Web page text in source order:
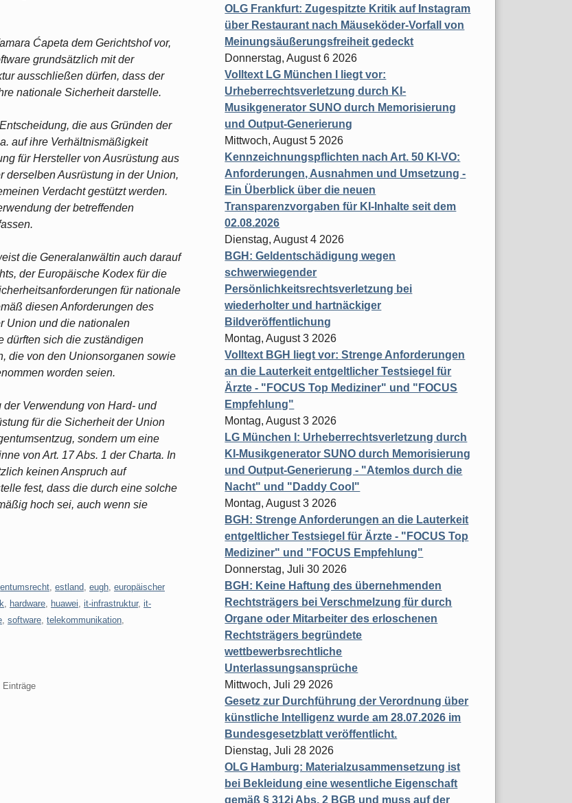
Ćapeta dem Gerichtshof vor,
grundsätzlich mit der
ausschließen dürfen, dass der
nationale Sicherheit darstelle.
die aus Gründen der
auf ihre Verhältnismäßigkeit
für Hersteller von Ausrüstung aus
derselben Ausrüstung in der Union,
Verdacht gestützt werden.
der betreffenden
die Generalanwältin auch darauf
der Europäische Kodex für die
für nationale
diesen Anforderungen des
Union und die nationalen
dürften sich die zuständigen
die von den Unionsorganen sowie
worden seien.
Verwendung von Hard- und
für die Sicherheit der Union
sondern um eine
von Art. 17 Abs. 1 der Charta. In
keinen Anspruch auf
fest, dass die durch eine solche
hoch sei, auch wenn sie
estland eugh europäischer
hardware huawei it-infrastruktur, it-
software telekommunikation
OLG Frankfurt: Zugespitzte Kritik auf Instagram
über Restaurant nach Mäuseköder-Vorfall von
Meinungsäußerungsfreiheit gedeckt
Donnerstag, August 6 2026
Volltext LG München I liegt vor:
Urheberrechtsverletzung durch KI-
Musikgenerator SUNO durch Memorisierung
und Output-Generierung
Mittwoch, August 5 2026
Kennzeichnungspflichten nach Art. 50 KI-VO:
Anforderungen, Ausnahmen und Umsetzung -
Ein Überblick über die neuen
Transparenzvorgaben für KI-Inhalte seit dem
02.08.2026
Dienstag, August 4 2026
BGH: Geldentschädigung wegen
schwerwiegender
Persönlichkeitsrechtsverletzung bei
wiederholter und hartnäckiger
Bildveröffentlichung
Montag, August 3 2026
Volltext BGH liegt vor: Strenge Anforderungen
an die Lauterkeit entgeltlicher Testsiegel für
Ärzte - "FOCUS Top Mediziner" und "FOCUS
Empfehlung"
Montag, August 3 2026
LG München I: Urheberrechtsverletzung durch
KI-Musikgenerator SUNO durch Memorisierung
und Output-Generierung - "Atemlos durch die
Nacht" und "Daddy Cool"
Montag, August 3 2026
BGH: Strenge Anforderungen an die Lauterkeit
entgeltlicher Testsiegel für Ärzte - "FOCUS Top
Mediziner" und "FOCUS Empfehlung"
Donnerstag, Juli 30 2026
BGH: Keine Haftung des übernehmenden
Rechtsträgers bei Verschmelzung für durch
Organe oder Mitarbeiter des erloschenen
Rechtsträgers begründete
wettbewerbsrechtliche
Unterlassungsansprüche
Mittwoch, Juli 29 2026
Gesetz zur Durchführung der Verordnung über
künstliche Intelligenz wurde am 28.07.2026 im
Bundesgesetzblatt veröffentlicht.
Dienstag, Juli 28 2026
OLG Hamburg: Materialzusammensetzung ist
bei Bekleidung eine wesentliche Eigenschaft
gemäß § 312j Abs. 2 BGB und muss auf der